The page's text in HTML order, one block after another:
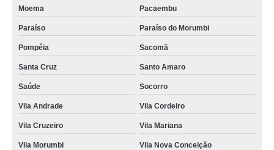
onde tem assistência domiciliar enfermagem Chácara Klabin
atendimento domiciliar de enfermagem empresa Interlagos
enfermagem no home care Jaguaré
assistência de enfermagem domiciliar empresa Tatuapé
Moema Pacaembu
Paraíso Paraíso do Morumbi
Pompéia Sacomã
Santa Cruz Santo Amaro
Saúde Socorro
Vila Andrade Vila Cordeiro
Vila Cruzeiro Vila Mariana
Vila Morumbi Vila Nova Conceição